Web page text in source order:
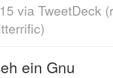
via TweetDeck
)
ein Gnu